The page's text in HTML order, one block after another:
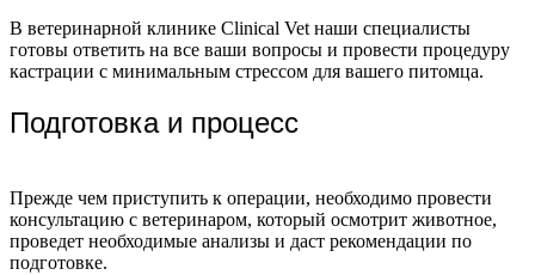
В ветеринарной клинике Clinical Vet наши специалисты
готовы ответить на все ваши вопросы и провести процедуру
кастрации с минимальным стрессом для вашего питомца.
Подготовка и процесс
Прежде чем приступить к операции, необходимо провести
консультацию с ветеринаром, который осмотрит животное,
проведет необходимые анализы и даст рекомендации по
подготовке.